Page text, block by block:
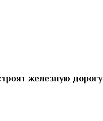
железную дорогу